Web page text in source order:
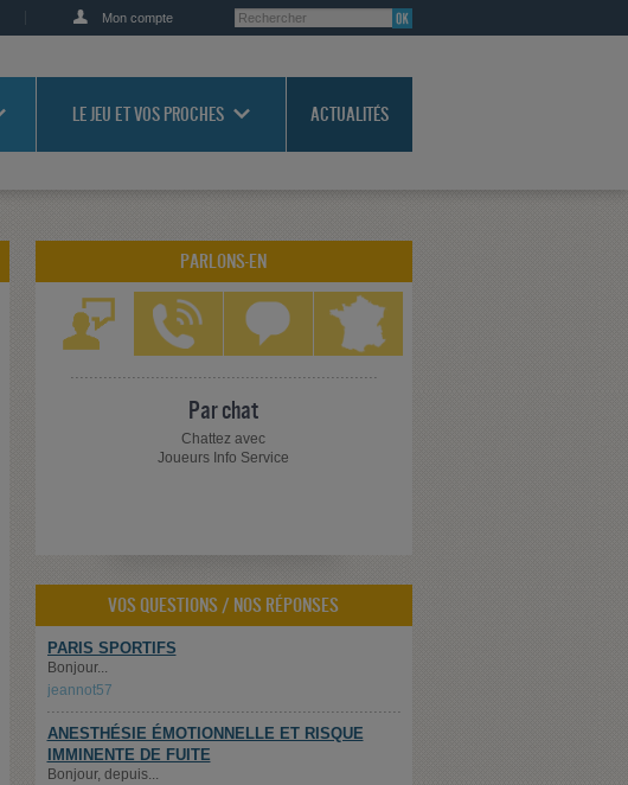
Mon compte
LE JEU ET VOS PROCHES ACTUALITÉS
PARLONS-EN
Par chat
Chattez avec
Joueurs Info Service
VOS QUESTIONS / NOS RÉPONSES
PARIS SPORTIFS
Bonjour...
jeannot57
ANESTHÉSIE ÉMOTIONNELLE ET RISQUE
IMMINENTE DE FUITE
Bonjour, depuis...